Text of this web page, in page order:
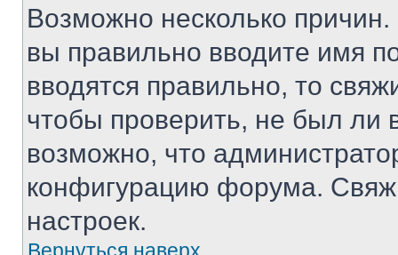
Возможно несколько
вы правильно вводите имя
вводятся правильно, то
чтобы проверить, не был ли
возможно, что
конфигурацию форума.
настроек.